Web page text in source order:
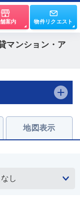
案内 物件リクエスト
マンション・ア
地図表示